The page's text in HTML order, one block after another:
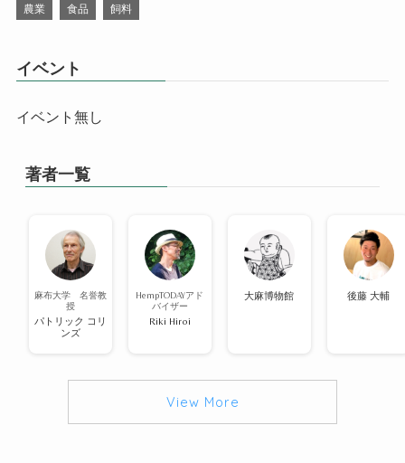
農業 食品 飼料
イベント
イベント無し
著者一覧
麻布大学 名誉教
授
パトリック コリ
ンズ
HempTODAYアド
バイザー
Riki Hiroi
大麻博物館 後藤 大輔
View More